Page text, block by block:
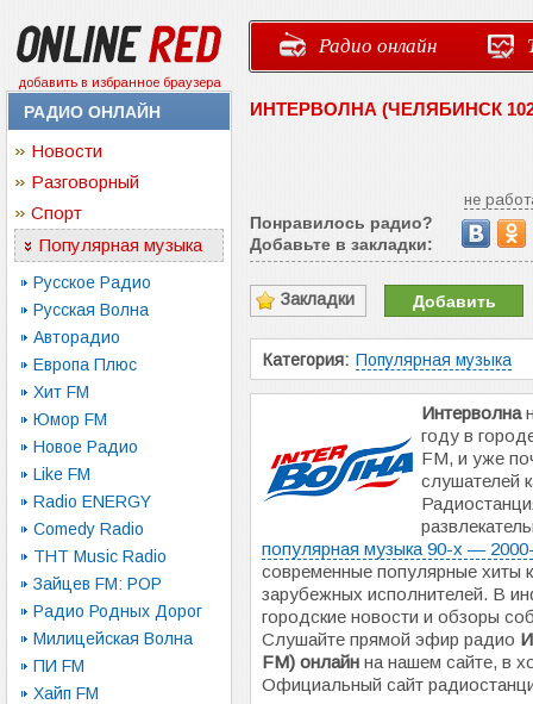
добавить в избранное браузера
Радио онлайн
РАДИО ОНЛАЙН
Новости
Разговорный
Спорт
Популярная музыка
Русское Радио
Русская Волна
Авторадио
Европа Плюс
Хит FM
Юмор FM
Новое Радио
Like FM
Radio ENERGY
Comedy Radio
ТНТ Music Radio
Зайцев FM: POP
Радио Родных Дорог
Милицейская Волна
ПИ FM
Хайп FM
ИНТЕРВОЛНА (ЧЕЛЯБИНСК
не
Понравилось радио?
Добавьте в закладки:
Закладки Добавить
Категория: Популярная музыка
Интерволна
году в
FM, и уже
слушателей
популярная музыка 90-х —
современные популярные хиты
зарубежных исполнителей. В
городские новости и обзоры
Слушайте прямой эфир радио
FM) онлайн на нашем сайте, в
Официальный сайт